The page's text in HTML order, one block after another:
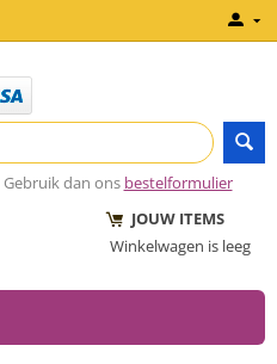
dan ons bestelformulier
JOUW ITEMS
Winkelwagen is leeg